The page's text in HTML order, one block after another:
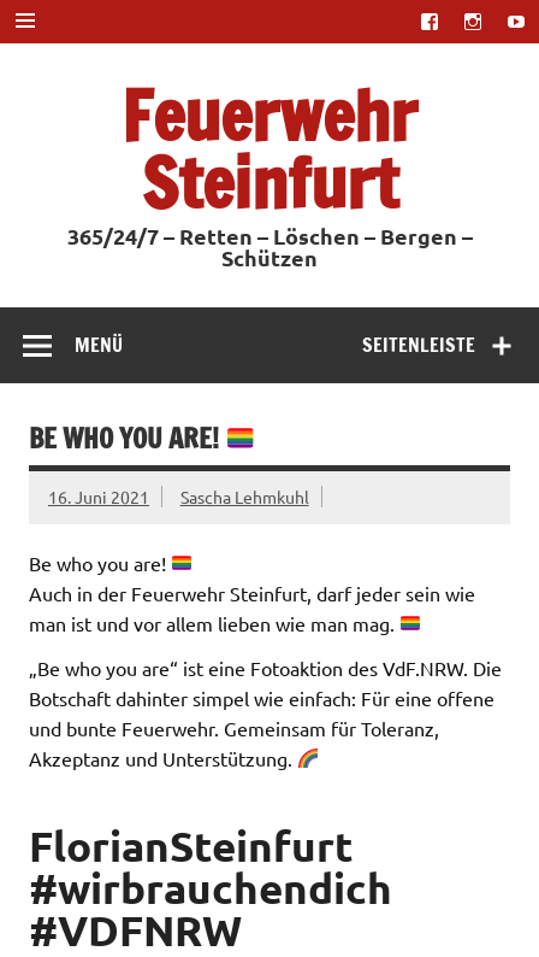
Zum
Inhalt
springen
Feuerwehr
Steinfurt
365/24/7 – Retten – Löschen – Bergen –
Schützen
SEITENLEISTE
MENÜ
BE WHO YOU ARE!
16. Juni 2021 Sascha Lehmkuhl
Be who you are!
Auch in der Feuerwehr Steinfurt, darf jeder sein wie
man ist und vor allem lieben wie man mag.
„Be who you are“ ist eine Fotoaktion des VdF.NRW. Die
Botschaft dahinter simpel wie einfach: Für eine offene
und bunte Feuerwehr. Gemeinsam für Toleranz,
Akzeptanz und Unterstützung.
FlorianSteinfurt
#wirbrauchendich
#VDFNRW